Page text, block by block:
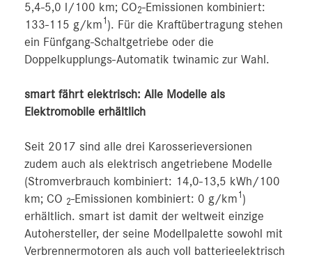
5,4-5,0 l/100 km; CO2-Emissionen kombiniert:
133-115 g/km 1 ). Für die Kraftübertragung stehen
ein Fünfgang-Schaltgetriebe oder die
Doppelkupplungs-Automatik twinamic zur Wahl.
smart fährt elektrisch: Alle Modelle als
Elektromobile erhältlich
Seit 2017 sind alle drei Karosserieversionen
zudem auch als elektrisch angetriebene Modelle
(Stromverbrauch kombiniert: 14,0-13,5 kWh/100
km; CO 2-Emissionen kombiniert: 0 g/km 1 )
erhältlich. smart ist damit der weltweit einzige
Autohersteller, der seine Modellpalette sowohl mit
Verbrennermotoren als auch voll batterieelektrisch